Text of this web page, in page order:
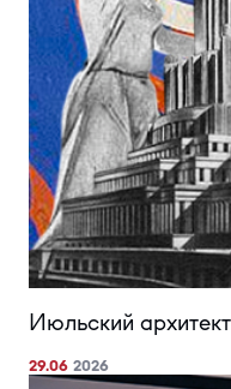
Июльский
29.06 2026